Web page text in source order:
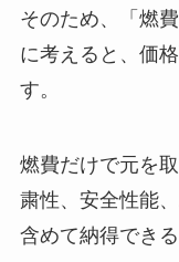
そのため、「燃
に考えると、価
す。
燃費だけで元を
粛性、安全性能
含めて納得でき